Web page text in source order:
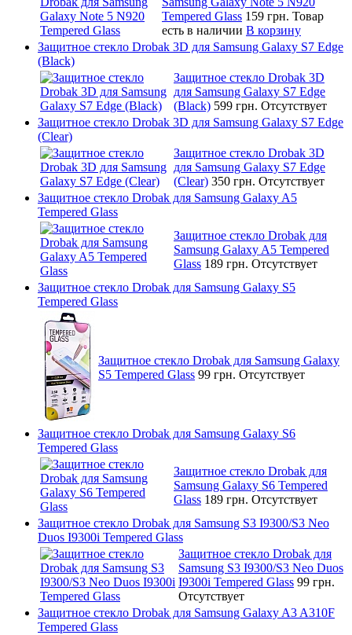
Tempered Glass 159 грн. Товар
есть в наличии В корзину
Защитное стекло Drobak 3D для Samsung Galaxy S7 Edge
(Black)
Защитное стекло Drobak 3D
для Samsung Galaxy S7 Edge
(Black) 599 грн. Отсутствует
Защитное стекло Drobak 3D для Samsung Galaxy S7 Edge
(Clear)
Защитное стекло Drobak 3D
для Samsung Galaxy S7 Edge
(Clear) 350 грн. Отсутствует
Защитное стекло Drobak для Samsung Galaxy A5
Tempered Glass
Защитное стекло Drobak для
Samsung Galaxy A5 Tempered
Glass 189 грн. Отсутствует
Защитное стекло Drobak для Samsung Galaxy S5
Tempered Glass
Защитное стекло Drobak для Samsung Galaxy
S5 Tempered Glass 99 грн. Отсутствует
Защитное стекло Drobak для Samsung Galaxy S6
Tempered Glass
Защитное стекло Drobak для
Samsung Galaxy S6 Tempered
Glass 189 грн. Отсутствует
Защитное стекло Drobak для Samsung S3 I9300/S3 Neo
Duos I9300i Tempered Glass
Защитное стекло Drobak для
Samsung S3 I9300/S3 Neo Duos
I9300i Tempered Glass 99 грн.
Отсутствует
Защитное стекло Drobak для Samsung Galaxy A3 A310F
Tempered Glass